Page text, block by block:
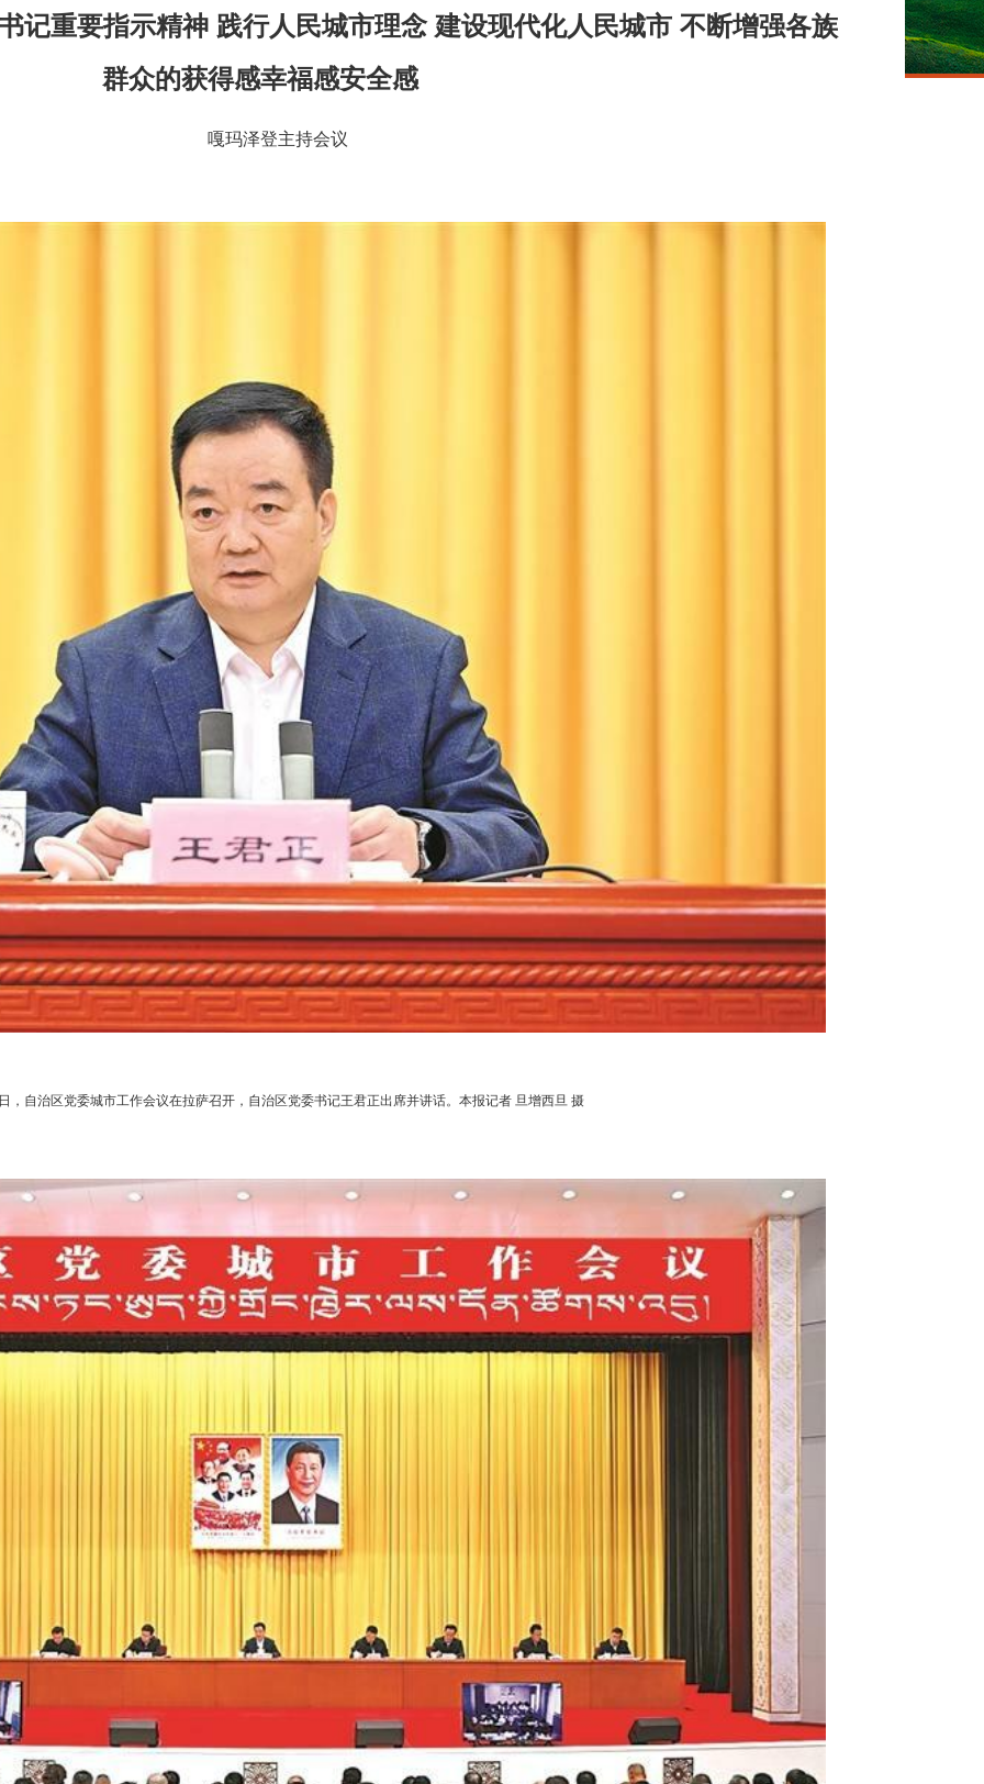
记重要指示精神 践行人民城市理念 建设现代化人民城市 不断增强各族
群众的获得感幸福感安全感
嘎玛泽登主持会议
，自治区党委城市工作会议在拉萨召开，自治区党委书记王君正出席并讲话。本报记者 旦增西旦 摄